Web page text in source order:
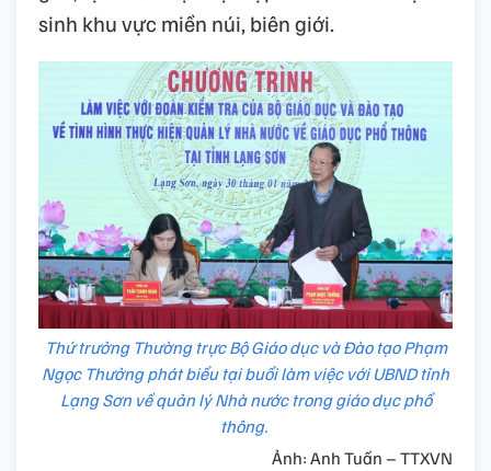
sinh khu vực miền núi, biên giới.
Thứ trưởng Thường trực Bộ Giáo dục và Đào tạo Phạm
Ngọc Thưởng phát biểu tại buổi làm việc với UBND tỉnh
Lạng Sơn về quản lý Nhà nước trong giáo dục phổ
thông.
Ảnh: Anh Tuấn – TTXVN